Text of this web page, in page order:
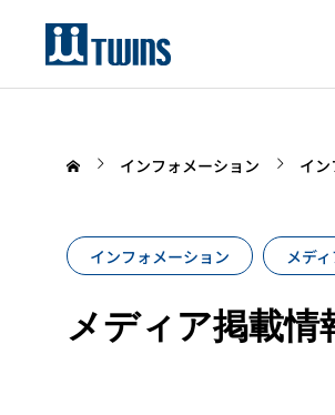
インフォメーション イ
インフォメーション メデ
メディア掲載情